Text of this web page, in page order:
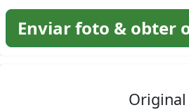
Enviar foto & obter
Original